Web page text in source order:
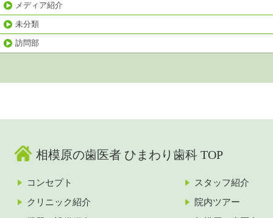
メディア紹介
未分類
訪問部
相模原の歯医者 ひまわり歯科 TOP
コンセプト
スタッフ紹介
クリニック紹介
院内ツアー